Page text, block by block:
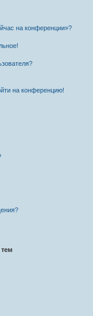
на конференции»?
на конференцию!